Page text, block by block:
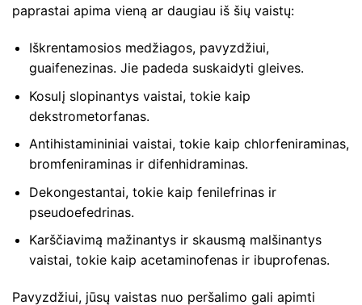
paprastai apima vieną ar daugiau iš šių vaistų:
Iškrentamosios medžiagos, pavyzdžiui,
guaifenezinas. Jie padeda suskaidyti gleives.
Kosulį slopinantys vaistai, tokie kaip
dekstrometorfanas.
Antihistamininiai vaistai, tokie kaip chlorfeniraminas,
bromfeniraminas ir difenhidraminas.
Dekongestantai, tokie kaip fenilefrinas ir
pseudoefedrinas.
Karščiavimą mažinantys ir skausmą malšinantys
vaistai, tokie kaip acetaminofenas ir ibuprofenas.
Pavyzdžiui, jūsų vaistas nuo peršalimo gali apimti